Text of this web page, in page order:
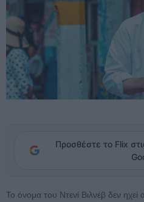
Προσθέστε το Flix
Το όνομα του Ντενί Βιλνέβ δεν